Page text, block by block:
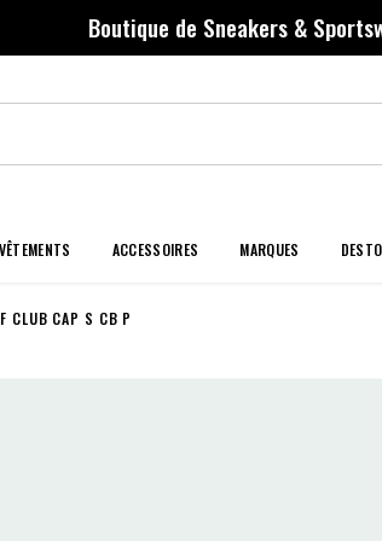
Boutique de Sneakers &
VÊTEMENTS ACCESSOIRES MARQUES
CLUB CAP S CB P